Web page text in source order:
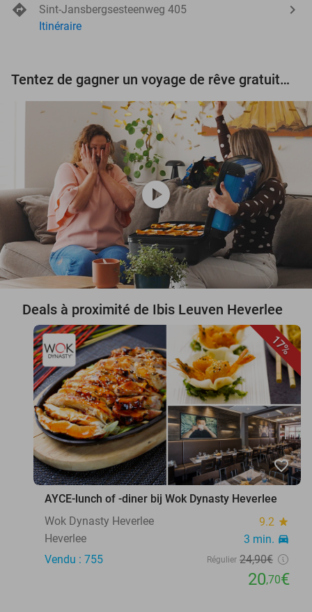
Sint-Jansbergsesteenweg 405
Itinéraire
Tentez de gagner un voyage de rêve gratuit d'une valeur de 3.000 € !
play_circle
Deals à proximité de Ibis Leuven Heverlee
17%
favorite_border
AYCE-lunch of -diner bij Wok Dynasty Heverlee
Wok Dynasty Heverlee
9.2 star
Heverlee 3 min. directions_car
Vendu : 755 Régulier 24,90€
20,70€